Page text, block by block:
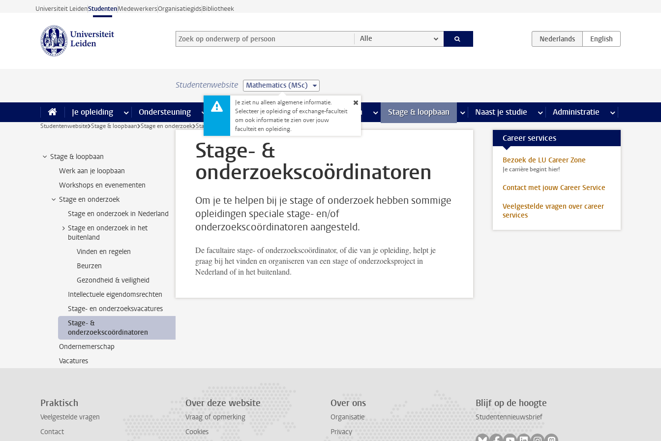
Ga direct naar de inhoud
Universiteit LeidenStudentenMedewerkersOrganisatiegidsBibliotheek
Zoek op onderwerp of persoon en selecteer categorie
Zoekterm Alle
Studentenwebsite Mathematics (MSc)
Je ziet nu alleen algemene informatie.
Selecteer je opleiding of exchange-faculteit
om ook informatie te zien over jouw
faculteit en opleiding.
Je opleiding meer Je opleiding pagina’s
Ondersteuning meer Ondersteuning pagina’s
Faciliteiten meer Faciliteiten pagina’s
Extra studieactiviteiten meer Extra studieactiviteiten pagina’s
Stage & loopbaan meer Stage & loopbaan pagina’s
Naast je studie meer Naast je studie pagina’s
Administratie meer
Studentenwebsite Stage & loopbaan Stage en onderzoek Stage- & onderzoekscoördinatoren
Stage & loopbaan
Werk aan je loopbaan
Workshops en evenementen
Stage en onderzoek
Stage en onderzoek in Nederland
Stage en onderzoek in het
buitenland
Vinden en regelen
Beurzen
Gezondheid & veiligheid
Intellectuele eigendomsrechten
Stage- en onderzoeksvacatures
Stage- &
onderzoekscoördinatoren
Ondernemerschap
Vacatures
Stage- &
onderzoekscoördinatoren
Om je te helpen bij je stage of onderzoek hebben sommige
opleidingen speciale stage- en/of
onderzoekscoördinatoren aangesteld.
De facultaire stage- of onderzoekscoördinator, of die van je opleiding, helpt je
graag bij het vinden en organiseren van een stage of onderzoeksproject in
Nederland of in het buitenland.
Career services
Bezoek de LU Career Zone
Je carrière begint hier!
Contact met jouw Career Service
Veelgestelde vragen over career
services
Praktisch
Veelgestelde vragen
Contact
Over deze website
Vraag of opmerking
Cookies
Over ons
Organisatie
Privacy
Blijf op de hoogte
Studentennieuwsbrief